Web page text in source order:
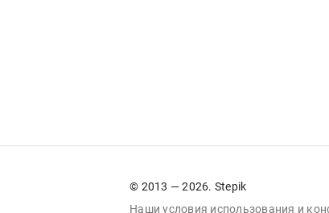
© 2013 — 2026. Stepik
Наши условия использования и